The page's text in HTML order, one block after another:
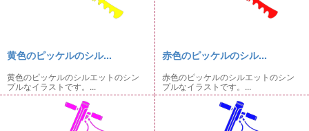
黄色のピッケルのシル...
黄色のピッケルのシルエットのシン
プルなイラストです。...
赤色のピッケルのシル...
赤色のピッケルのシルエットのシン
プルなイラストです。...